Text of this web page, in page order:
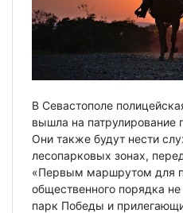
В Севастополе
вышла на патрулирование
Они также будут нести
лесопарковых зонах,
«Первым маршрутом для
общественного порядка
парк Победы и